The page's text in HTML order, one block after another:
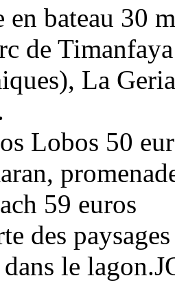
en bateau 30
de
La
Lobos 50
59 euros
des
le